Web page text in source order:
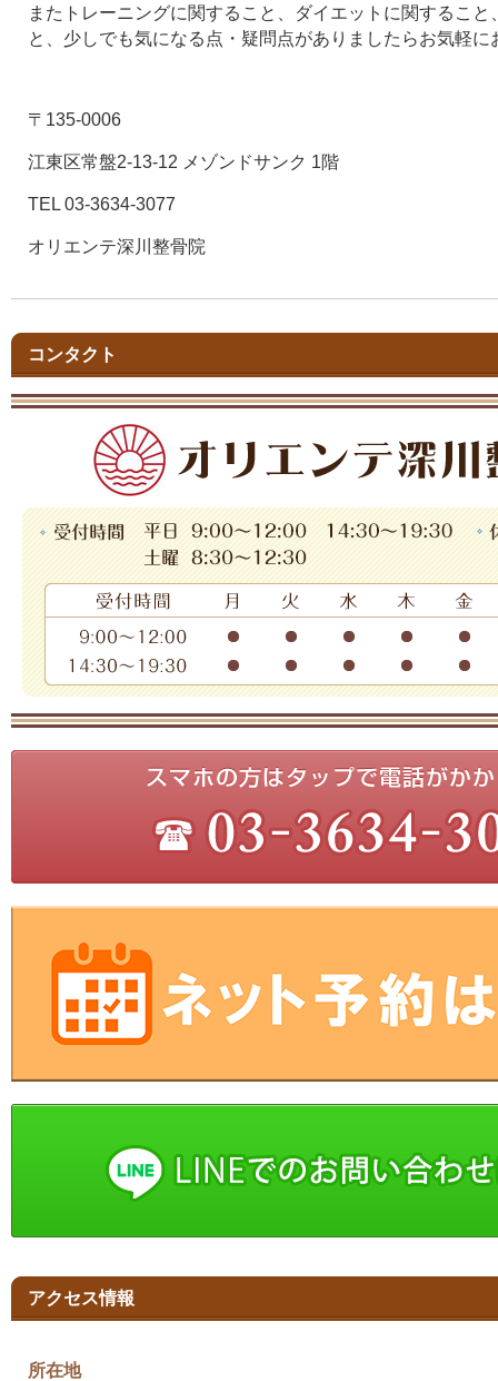
またトレーニングに関すること、ダイエットに関するこ
と、少しでも気になる点・疑問点がありましたらお気軽に
〒135-0006
江東区常盤2-13-12 メゾンドサンク 1階
TEL 03-3634-3077
オリエンテ深川整骨院
コンタクト
アクセス情報
所在地